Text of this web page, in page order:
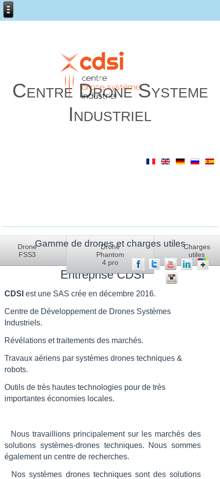
Centre Drone Systeme
Industriel
Drone
FSS3
Drone
Phantom
4 pro
Charges
utiles
Gamme de drones et charges utiles
La société
Entreprise CDSI
CDSI est une SAS crée en décembre 2016.
Centre de Développement de Drones Systèmes
Industriels.
Révélations et traitements des marchés.
Travaux aériens par systèmes drones techniques &
robots.
Outils de très hautes technologies pour de très
importantes économies locales.
Nous travaillions principalement sur les marchés des
solutions systèmes-drones techniques. Nous sommes
également un centre de recherches.
Nos systèmes drones techniques sont des solutions